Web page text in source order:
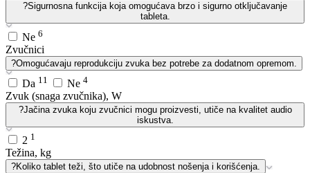
?Sigurnosna funkcija koja omogućava brzo i sigurno otključavanje
tableta.
Ne 6
Zvučnici
?Omogućavaju reprodukciju zvuka bez potrebe za dodatnom opremom.
Da 11 Ne 4
Zvuk (snaga zvučnika), W
?Jačina zvuka koju zvučnici mogu proizvesti, utiče na kvalitet audio
iskustva.
2 1
Težina, kg
?Koliko tablet teži, što utiče na udobnost nošenja i korišćenja.